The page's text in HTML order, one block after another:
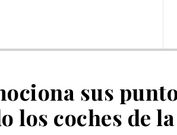
sus
los coches de